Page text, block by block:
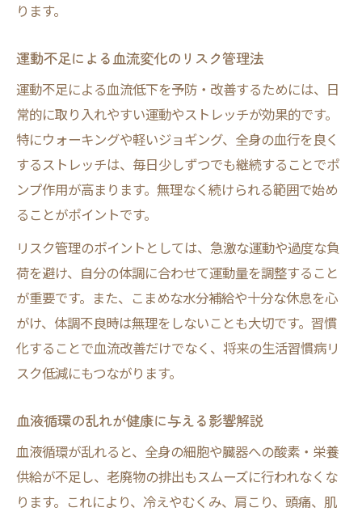
ります。
運動不足による血流変化のリスク管理法
運動不足による血流低下を予防・改善するためには、日
常的に取り入れやすい運動やストレッチが効果的です。
特にウォーキングや軽いジョギング、全身の血行を良く
するストレッチは、毎日少しずつでも継続することでポ
ンプ作用が高まります。無理なく続けられる範囲で始め
ることがポイントです。
リスク管理のポイントとしては、急激な運動や過度な負
荷を避け、自分の体調に合わせて運動量を調整すること
が重要です。また、こまめな水分補給や十分な休息を心
がけ、体調不良時は無理をしないことも大切です。習慣
化することで血流改善だけでなく、将来の生活習慣病リ
スク低減にもつながります。
血液循環の乱れが健康に与える影響解説
血液循環が乱れると、全身の細胞や臓器への酸素・栄養
供給が不足し、老廃物の排出もスムーズに行われなくな
ります。これにより、冷えやむくみ、肩こり、頭痛、肌